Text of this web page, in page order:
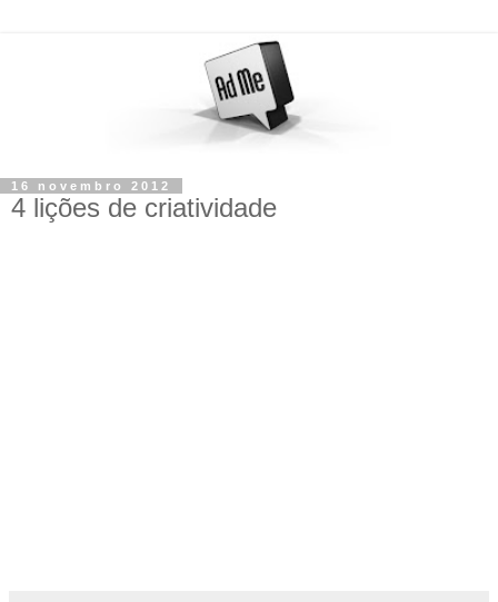
16 novembro 2012
4 lições de criatividade